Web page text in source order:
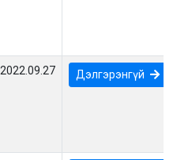
2022.09.27 Дэлгэрэнгүй